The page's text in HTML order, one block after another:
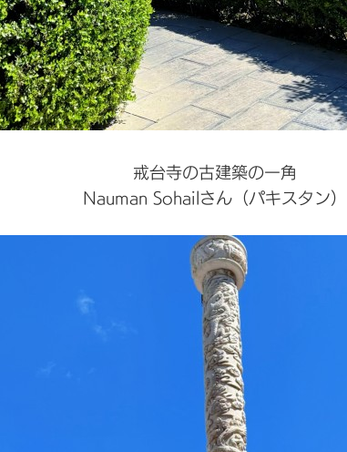
戒台寺の古建築の一角
Nauman Sohailさん（パキスタン）